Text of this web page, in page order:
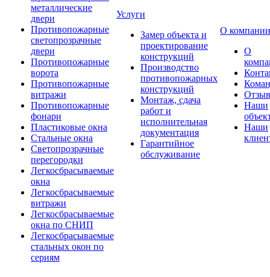
металлические
двери
Противопожарные
светопрозрачные
двери
Противопожарные
ворота
Противопожарные
витражи
Противопожарные
фонари
Пластиковые окна
Стальные окна
Светопрозрачные
перегородки
Легкосбрасываемые
окна
Легкосбрасываемые
витражи
Легкосбрасываемые
окна по СНИП
Легкосбрасываемые
стальных окон по
сериям
Услуги
Замер объекта и
проектирование
конструкций
Производство
противопожарных
конструкций
Монтаж, сдача
работ и
исполнительная
документация
Гарантийное
обслуживание
О компании
О
Наши
Наши